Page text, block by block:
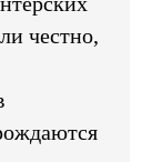
честно,